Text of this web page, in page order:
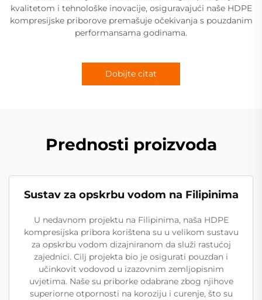
kvalitetom i tehnološke inovacije, osiguravajući naše HDPE
kompresijske priborove premašuje očekivanja s pouzdanim
performansama godinama.
Dobijte citat
Prednosti proizvoda
Sustav za opskrbu vodom na Filipinima
U nedavnom projektu na Filipinima, naša HDPE
kompresijska pribora korištena su u velikom sustavu
za opskrbu vodom dizajniranom da služi rastućoj
zajednici. Cilj projekta bio je osigurati pouzdan i
učinkovit vodovod u izazovnim zemljopisnim
uvjetima. Naše su priborke odabrane zbog njihove
superiorne otpornosti na koroziju i curenje, što su